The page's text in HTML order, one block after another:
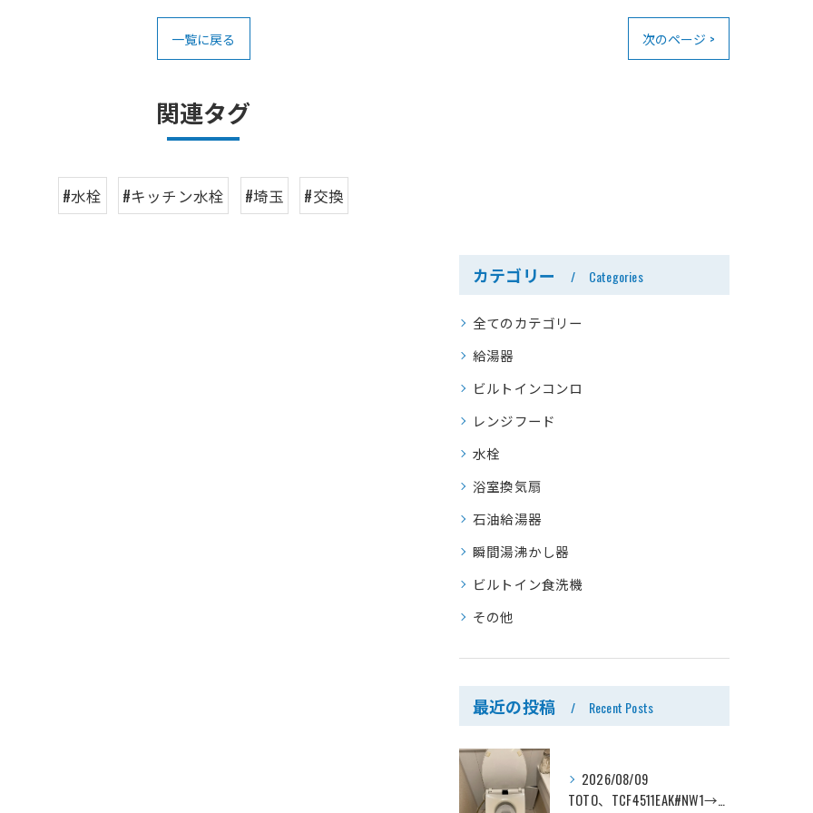
一覧に戻る 次のページ >
関連タグ
#水栓 #キッチン水栓 #埼玉 #交換
カテゴリー Categories
全てのカテゴリー
給湯器
ビルトインコンロ
レンジフード
水栓
浴室換気扇
石油給湯器
瞬間湯沸かし器
ビルトイン食洗機
その他
最近の投稿 Recent Posts
2026/08/09
TOTO、TCF4511EAK#NW1→TOTO、TCF4714AK#NW1、ホワイト、瞬間式、温水洗浄便座、ウォシュレット交換工事ー埼玉県さいたま市見沼区南中野